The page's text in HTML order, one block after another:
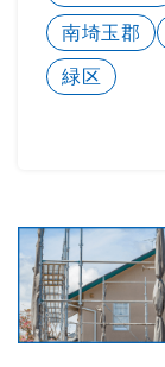
南埼玉郡
緑区